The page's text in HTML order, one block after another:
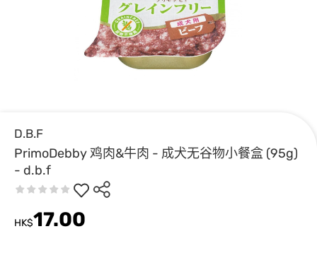
D.B.F
PrimoDebby 鸡肉&牛肉 - 成犬无谷物小餐盒 (95g)
- d.b.f
HK$17.00